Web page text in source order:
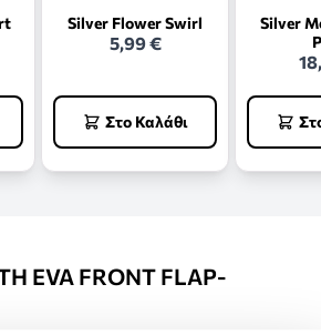
Silver Flower Swirl
5,99 €
Στο Καλάθι
Silver
EVA FRONT FLAP-